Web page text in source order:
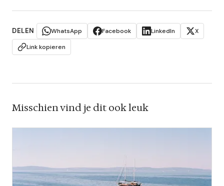
DELEN WhatsApp Facebook LinkedIn
X
Link kopieren
Misschien vind je dit ook leuk